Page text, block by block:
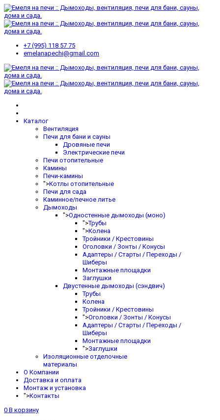
+7 (995) 118 57 75
emelanapechi@gmail.com
Каталог
Вентиляция
Печи для бани и сауны
Дровяные печи
Электрические печи
Печи отопительные
Камины
Печи-камины
">Котлы отопительные
Печи для сада
Каминное/печное литье
Дымоходы
">Одностенные дымоходы (моно)
">Трубы
">Колена
Тройники / Крестовины
Оголовки / Зонты / Конусы
Адаптеры / Старты / Переходы /
Шиберы
Монтажные площадки
Заглушки
Двустенные дымоходы (сэндвич)
Трубы
Колена
Тройники / Крестовины
">Оголовки / Зонты / Конусы
Адаптеры / Старты / Переходы /
Шиберы
Монтажные площадки
">Заглушки
Изоляционные отделочные
материалы
О Компании
Доставка и оплата
Монтаж и установка
">Контакты
0 В корзину